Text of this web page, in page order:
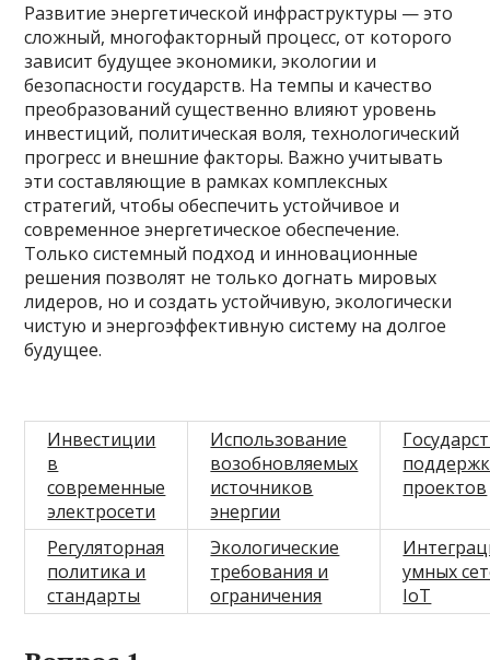
Развитие энергетической инфраструктуры — это
сложный, многофакторный процесс, от которого
зависит будущее экономики, экологии и
безопасности государств. На темпы и качество
преобразований существенно влияют уровень
инвестиций, политическая воля, технологический
прогресс и внешние факторы. Важно учитывать
эти составляющие в рамках комплексных
стратегий, чтобы обеспечить устойчивое и
современное энергетическое обеспечение.
Только системный подход и инновационные
решения позволят не только догнать мировых
лидеров, но и создать устойчивую, экологически
чистую и энергоэффективную систему на долгое
будущее.
Инвестиции
в
современные
электросети
Использование
возобновляемых
источников
энергии
проектов
Регуляторная
политика и
стандарты
Экологические
требования и
ограничения
умных
IoT